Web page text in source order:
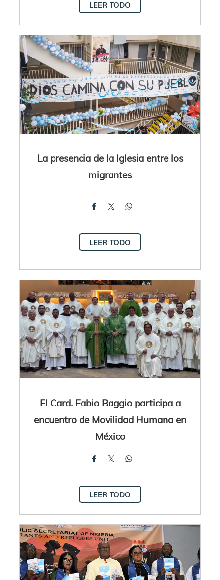
LEER TODO
La presencia de la Iglesia entre los
migrantes
LEER TODO
El Card. Fabio Baggio participa a
encuentro de Movilidad Humana en
México
LEER TODO